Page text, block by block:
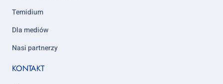
Temidium
Dla mediów
Nasi partnerzy
KONTAKT